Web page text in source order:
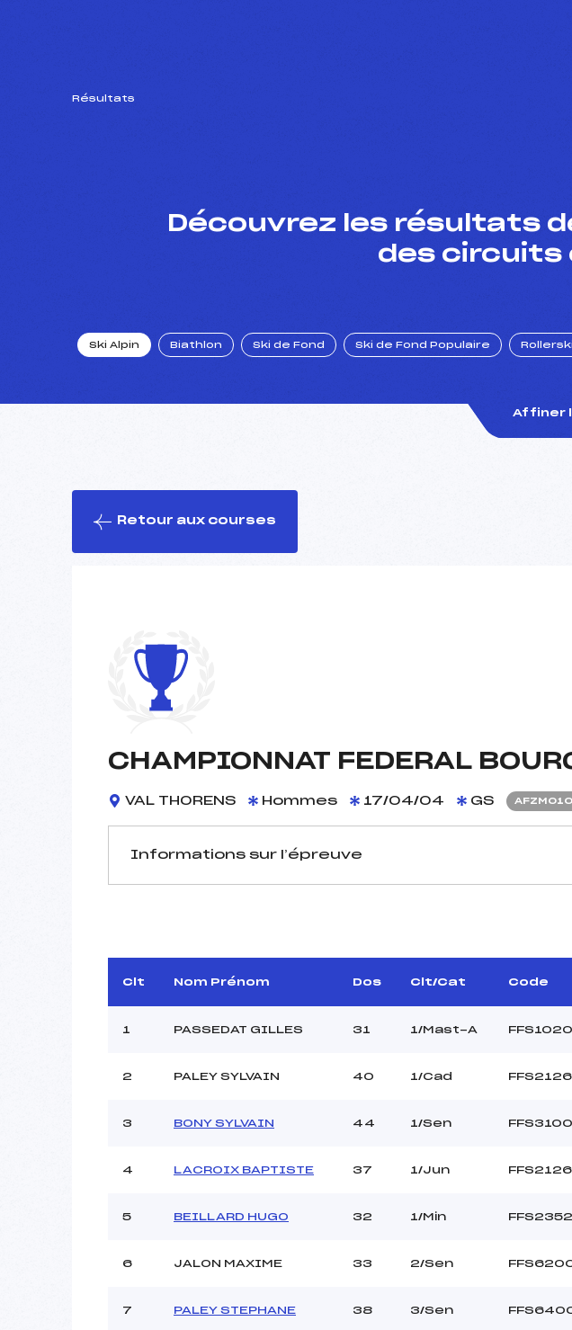
Résultats
Découvrez les résultats
des circuits
Ski Alpin Biathlon Ski de Fond Ski de Fond Populaire Rollerski
Affiner
Retour aux courses
CHAMPIONNAT FEDERAL
VAL THORENS Hommes 17/04/04 GS
Informations sur l’épreuve
Arbitre :
MICHAUD J FRANCOIS (FZ)
Assistant :
MANCHE 1
Heure de départ :
10H30
Ouvreurs A :
NOLF TIM (SA)
Météo :
MOYEN
Clt Nom Prénom Dos Clt/Cat Code
1 PASSEDAT GILLES 31 1/Mast-A
2 PALEY SYLVAIN 40 1/Cad
3 BONY SYLVAIN 44 1/Sen
4 LACROIX BAPTISTE 37 1/Jun
5 BEILLARD HUGO 32 1/Min
6 JALON MAXIME 33 2/Sen
7 PALEY STEPHANE 38 3/Sen